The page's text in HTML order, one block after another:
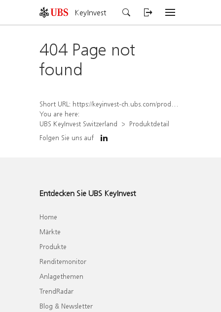
KeyInvest
404 Page not
found
Short URL: https://keyinvest-ch.ubs.com/produkt/detail/index/isin/CH1578797750
You are here:
UBS KeyInvest Switzerland
Produktdetail
Folgen Sie uns auf
Entdecken Sie UBS KeyInvest
Home
Märkte
Produkte
Renditemonitor
Anlagethemen
TrendRadar
Blog & Newsletter